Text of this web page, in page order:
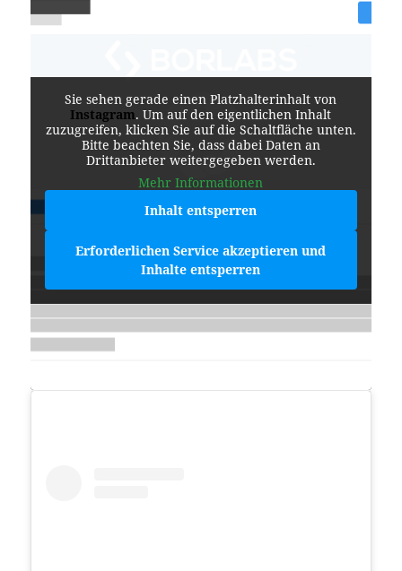
Sie sehen gerade einen Platzhalterinhalt von
Instagram. Um auf den eigentlichen Inhalt
zuzugreifen, klicken Sie auf die Schaltfläche unten.
Bitte beachten Sie, dass dabei Daten an
Drittanbieter weitergegeben werden.
Mehr Informationen
Inhalt entsperren
Erforderlichen Service akzeptieren und
Inhalte entsperren